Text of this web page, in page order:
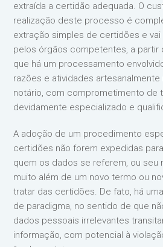
extraída a certidão adequada. O
realização deste processo é
extração simples de certidões e
pelos órgãos competentes, a partir
que há um processamento
razões e atividades artesanalmente
notário, com comprometimento de
devidamente especializado e
A adoção de um procedimento
certidões não forem expedidas
quem os dados se referem, ou seu
muito além de um novo termo ou
tratar das certidões. De fato, há
de paradigma, no sentido de que
dados pessoais irrelevantes
informação, com potencial à